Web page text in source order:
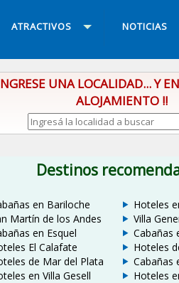
ATRACTIVOS NOTICIAS
UNA LOCALIDAD... Y
ALOJAMIENTO !!
Destinos
en Bariloche
Martín de los Andes
en Esquel
El Calafate
de Mar del Plata
en Villa Gesell
Hoteles
Villa
Cabañas
Hoteles
Cabañas
Hoteles